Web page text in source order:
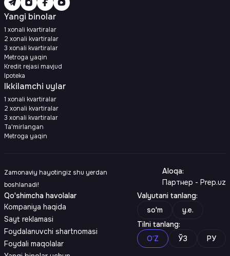
Yangi binolar
1 xonali kvartiralar
2 xonali kvartiralar
3 xonali kvartiralar
Metroga yaqin
Kredit rejasi mavjud
Ipoteka
Ikkilamchi uylar
1 xonali kvartiralar
2 xonali kvartiralar
3 xonali kvartiralar
Ta'mirlangan
Metroga yaqin
Zamonaviy hayotingiz shu yerdan
boshlanadi!
Aloqa:
Партнер - Prep.uz
Qo'shimcha havolalar
Kompaniya haqida
Sayt reklamasi
Foydalanuvchi shartnomasi
Foydali maqolalar
Valyutani tanlang:
so'm
y.e.
Tilni tanlang:
O‘Z
ЎЗ РУ